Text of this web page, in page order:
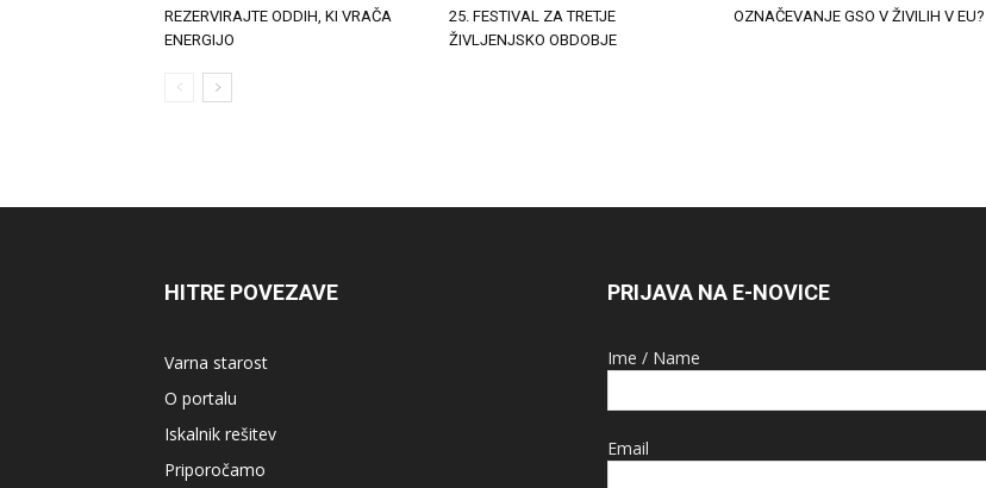
REZERVIRAJTE ODDIH, KI VRAČA
ENERGIJO
25. FESTIVAL ZA TRETJE
ŽIVLJENJSKO OBDOBJE
OZNAČEVANJE GSO V ŽIVILIH V EU?
HITRE POVEZAVE
Varna starost
O portalu
Iskalnik rešitev
Priporočamo
PRIJAVA NA E-NOVICE
Ime / Name
Email